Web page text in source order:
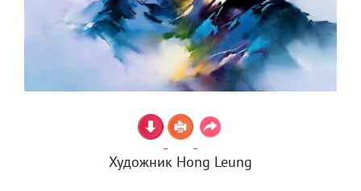
Художник Hong Leung